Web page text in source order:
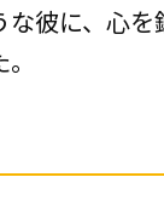
な彼に、心